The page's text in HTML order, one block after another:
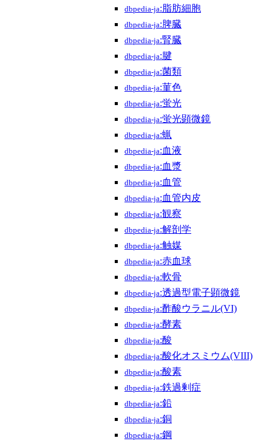
dbpedia-ja:脂肪細胞
dbpedia-ja:脾臓
dbpedia-ja:腎臓
dbpedia-ja:腱
dbpedia-ja:菌類
dbpedia-ja:菫色
dbpedia-ja:蛍光
dbpedia-ja:蛍光顕微鏡
dbpedia-ja:蝋
dbpedia-ja:血液
dbpedia-ja:血漿
dbpedia-ja:血管
dbpedia-ja:血管内皮
dbpedia-ja:観察
dbpedia-ja:解剖学
dbpedia-ja:触媒
dbpedia-ja:赤血球
dbpedia-ja:軟骨
dbpedia-ja:透過型電子顕微鏡
dbpedia-ja:酢酸ウラニル(VI)
dbpedia-ja:酵素
dbpedia-ja:酸
dbpedia-ja:酸化オスミウム(VIII)
dbpedia-ja:酸素
dbpedia-ja:鉄過剰症
dbpedia-ja:鉛
dbpedia-ja:銅
dbpedia-ja:鋼